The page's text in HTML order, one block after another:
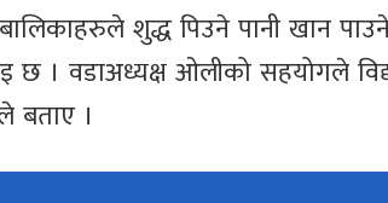
शुद्ध पिउने पानी खान
छ । वडाअध्यक्ष ओलीको सहयोगले
बताए ।